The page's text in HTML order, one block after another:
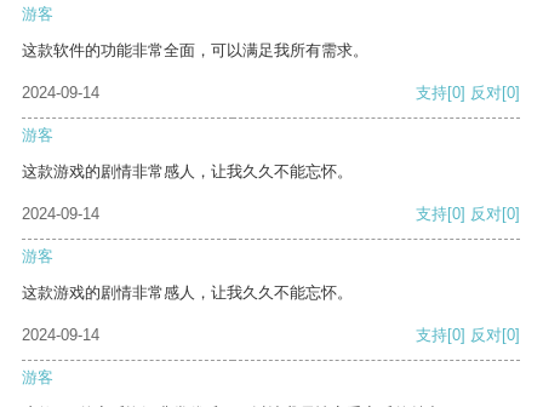
游客
这款软件的功能非常全面，可以满足我所有需求。
2024-09-14 支持[0] 反对[0]
游客
这款游戏的剧情非常感人，让我久久不能忘怀。
2024-09-14 支持[0] 反对[0]
游客
这款游戏的剧情非常感人，让我久久不能忘怀。
2024-09-14 支持[0] 反对[0]
游客